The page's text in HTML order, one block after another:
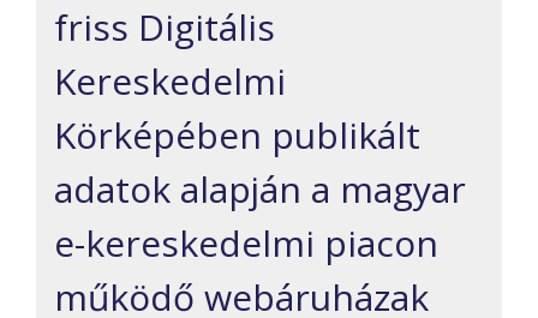
friss Digitális
Kereskedelmi
Körképében publikált
adatok alapján a magyar
e-kereskedelmi piacon
működő webáruházak